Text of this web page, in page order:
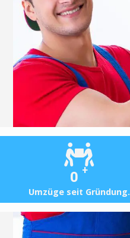
0 +
Umzüge seit Gründung.